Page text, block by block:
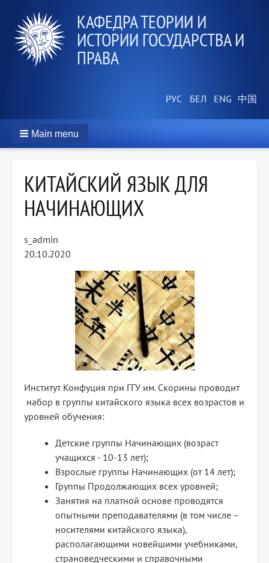
КАФЕДРА ТЕОРИИ И
ИСТОРИИ ГОСУДАРСТВА И
ПРАВА
Main menu
КИТАЙСКИЙ ЯЗЫК ДЛЯ
НАЧИНАЮЩИХ
s_admin
20.10.2020
Институт Конфуция при ГГУ им. Скорины проводит
набор в группы китайского языка всех возрастов и
уровней обучения:
Детские группы Начинающих (возраст
учащихся - 10-13 лет);
Взрослые группы Начинающих (от 14 лет);
Группы Продолжающих всех уровней;
Занятия на платной основе проводятся
опытными преподавателями (в том числе –
носителями китайского языка),
располагающими новейшими учебниками,
страноведческими и справочными